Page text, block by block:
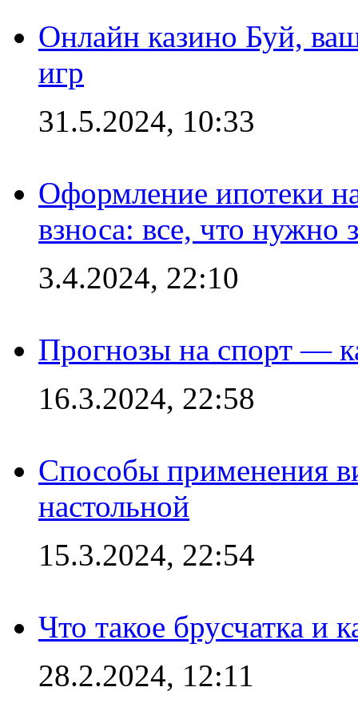
Онлайн казино Буй,
игр
31.5.2024, 10:33
Оформление ипотеки
взноса: все, что нужно
3.4.2024, 22:10
Прогнозы на спорт —
16.3.2024, 22:58
Способы применения
настольной
15.3.2024, 22:54
Что такое брусчатка и
28.2.2024, 12:11